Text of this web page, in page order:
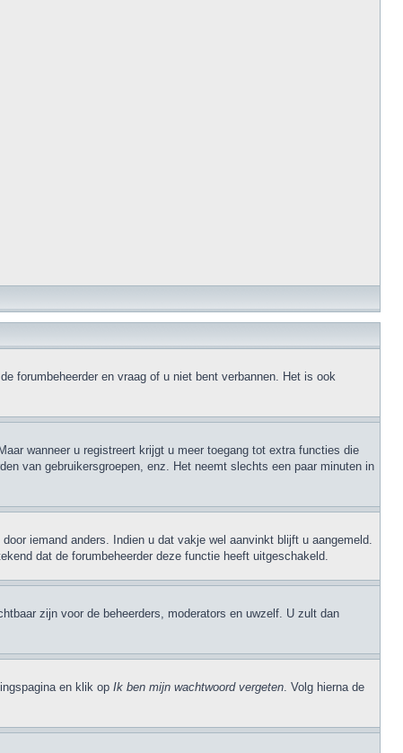
forumbeheerder en vraag of u niet bent verbannen. Het is ook
wanneer u registreert krijgt u meer toegang tot extra functies die
van gebruikersgroepen, enz. Het neemt slechts een paar minuten in
iemand anders. Indien u dat vakje wel aanvinkt blijft u aangemeld.
dat de forumbeheerder deze functie heeft uitgeschakeld.
zijn voor de beheerders, moderators en uwzelf. U zult dan
en klik op Ik ben mijn wachtwoord vergeten. Volg hierna de